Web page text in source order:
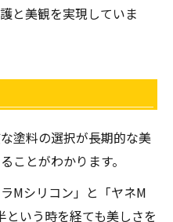
と美観を実現していま
塗料の選択が長期的な美
ことがわかります。
Mシリコン」と「ヤネM
という時を経ても美しさを